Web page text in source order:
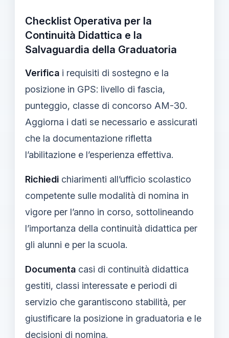
Checklist Operativa per la
Continuità Didattica e la
Salvaguardia della Graduatoria
Verifica i requisiti di sostegno e la
posizione in GPS: livello di fascia,
punteggio, classe di concorso AM-30.
Aggiorna i dati se necessario e assicurati
che la documentazione rifletta
l’abilitazione e l’esperienza effettiva.
Richiedi chiarimenti all’ufficio scolastico
competente sulle modalità di nomina in
vigore per l’anno in corso, sottolineando
l’importanza della continuità didattica per
gli alunni e per la scuola.
Documenta casi di continuità didattica
gestiti, classi interessate e periodi di
servizio che garantiscono stabilità, per
giustificare la posizione in graduatoria e le
decisioni di nomina.